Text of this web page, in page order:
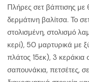
Πλήρες σετ βάπτισης
δερμάτινη βαλίτσα. Το
στολισμένη, στολισμό
κερί), 50 μαρτυρικά με
πλάτος 15εκ), 3 κεράκια
σαπουνάκια, πετσέτες,